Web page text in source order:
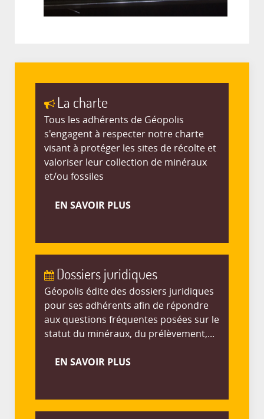
La charte
Tous les adhérents de Géopolis
s'engagent à respecter notre charte
visant à protéger les sites de récolte et
valoriser leur collection de minéraux
et/ou fossiles
EN SAVOIR PLUS
Dossiers juridiques
Géopolis édite des dossiers juridiques
pour ses adhérents afin de répondre
aux questions fréquentes posées sur le
statut du minéraux, du prélèvement,...
EN SAVOIR PLUS